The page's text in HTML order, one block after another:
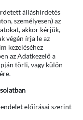
álláshirdetés
személyesen) az
akkor kérjük,
végén írja le az
kezeléséhez
az Adatkezelő a
törli, vagy külön
előírásai szerint